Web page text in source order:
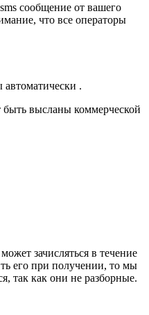
сообщение от вашего
что все операторы
.
высланы коммерческой
зачисляться в течение
его при получении, то мы
так как они не разборные.